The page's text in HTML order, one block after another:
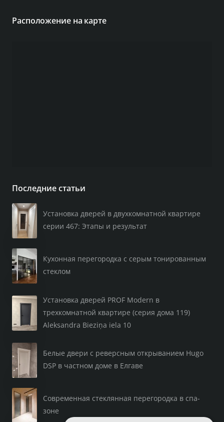
Расположение на карте
Последние статьи
Установка дверей в двухкомнатной квартире
серии 467: Этапы и результат
Кухонная перегородка с серым тонированным
стеклом
Установка дверей PROF Modern в
трехкомнатной квартире (серия дома 119)
Aleksandra Bieziņa iela 10
Белые двери с реверсным открыванием Hugo
DSP в частном доме в Елгаве
Современная стеклянная перегородка в спа-
зоне